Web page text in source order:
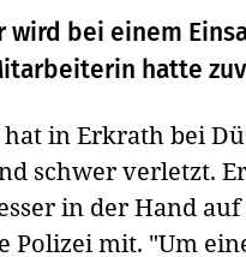
wird bei einem
hatte
in Erkrath bei
schwer verletzt.
in der Hand
Polizei mit. "Um